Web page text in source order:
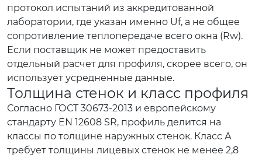
протокол испытаний из аккредитованной
лаборатории, где указан именно Uf, а не общее
сопротивление теплопередаче всего окна (Rw).
Если поставщик не может предоставить
отдельный расчет для профиля, скорее всего, он
использует усредненные данные.
Толщина стенок и класс профиля
Согласно ГОСТ 30673-2013 и европейскому
стандарту EN 12608 SR, профиль делится на
классы по толщине наружных стенок. Класс А
требует толщины лицевых стенок не менее 2,8